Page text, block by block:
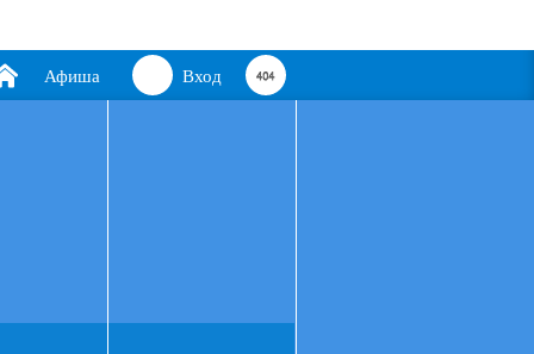
Вход
Афиша